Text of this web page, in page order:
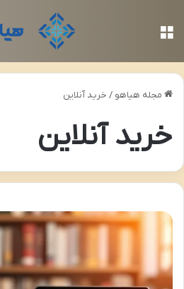
مجله هیاهو / خرید آنلاین
خرید آنلاین